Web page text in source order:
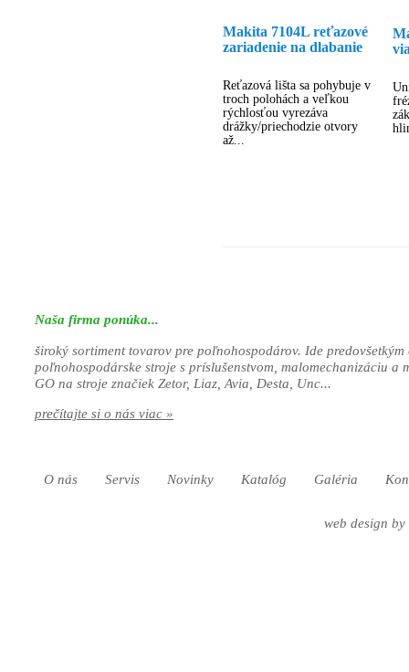
Makita 7104L reťazové
zariadenie na dlabanie
Reťazová lišta sa pohybuje v
troch polohách a veľkou
rýchlosťou vyrezáva
drážky/priechodzie otvory
až...
Naša firma ponúka...
široký sortiment tovarov pre poľnohospodárov. Ide
poľnohospodárske stroje s príslušenstvom, malomechanizáciu a
GO na stroje značiek Zetor, Liaz, Avia, Desta, Unc...
prečítajte si o nás viac »
O nás Servis Novinky Katalóg Galéria
web design by